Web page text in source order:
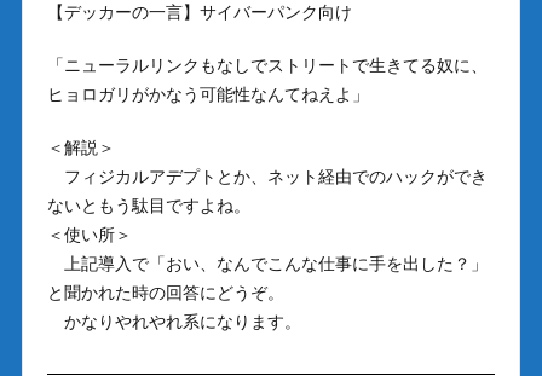
【デッカーの一言】サイバーパンク向け
「ニューラルリンクもなしでストリートで生きてる奴に、
ヒョロガリがかなう可能性なんてねえよ」
＜解説＞
フィジカルアデプトとか、ネット経由でのハックができ
ないともう駄目ですよね。
＜使い所＞
上記導入で「おい、なんでこんな仕事に手を出した？」
と聞かれた時の回答にどうぞ。
かなりやれやれ系になります。